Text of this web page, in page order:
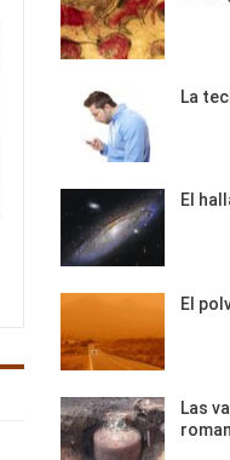
La
El
El
Las